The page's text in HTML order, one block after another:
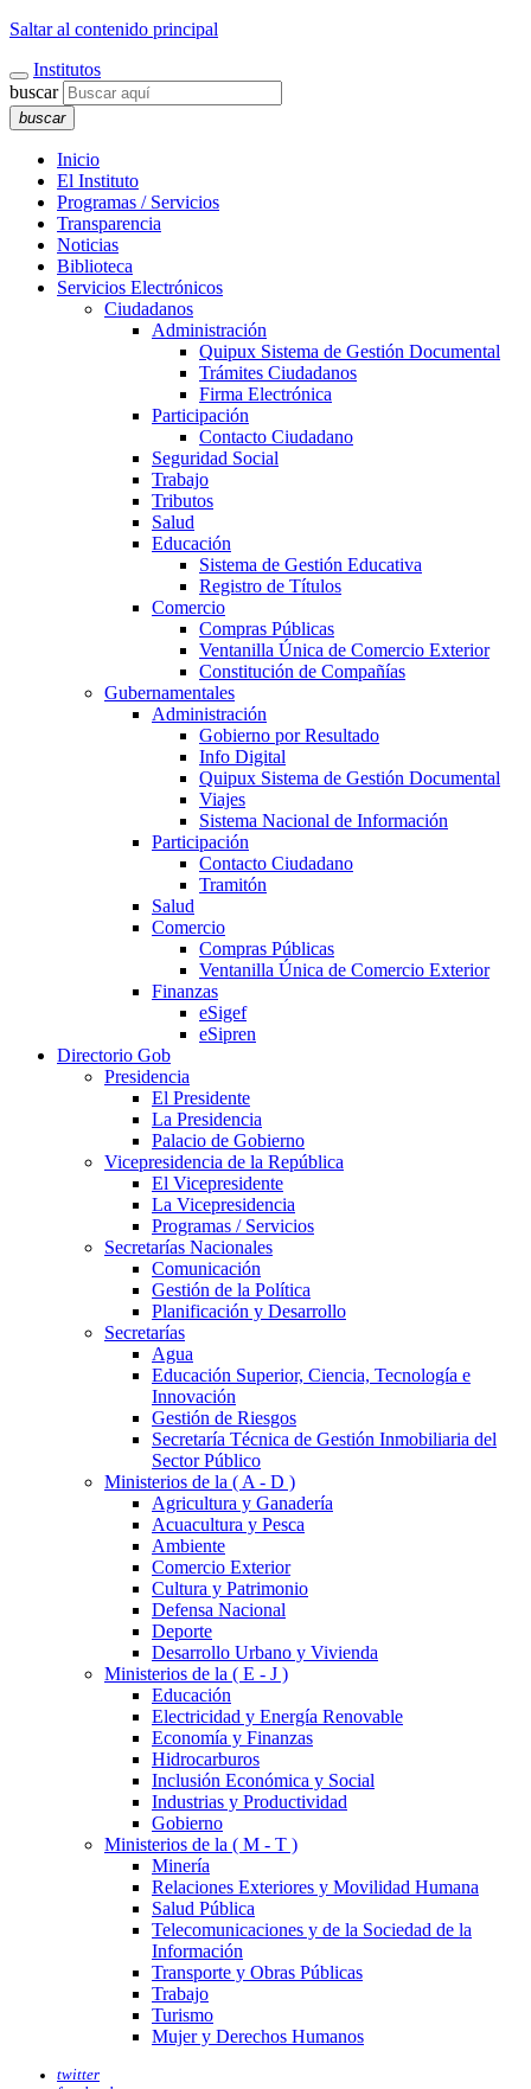
Saltar al contenido principal
Institutos
buscar
buscar
Inicio
El Instituto
Programas / Servicios
Transparencia
Noticias
Biblioteca
Servicios Electrónicos
Ciudadanos
Administración
Quipux Sistema de Gestión Documental
Trámites Ciudadanos
Firma Electrónica
Participación
Contacto Ciudadano
Seguridad Social
Trabajo
Tributos
Salud
Educación
Sistema de Gestión Educativa
Registro de Títulos
Comercio
Compras Públicas
Ventanilla Única de Comercio Exterior
Constitución de Compañías
Gubernamentales
Administración
Gobierno por Resultado
Info Digital
Quipux Sistema de Gestión Documental
Viajes
Sistema Nacional de Información
Participación
Contacto Ciudadano
Tramitón
Salud
Comercio
Compras Públicas
Ventanilla Única de Comercio Exterior
Finanzas
eSigef
eSipren
Directorio Gob
Presidencia
El Presidente
La Presidencia
Palacio de Gobierno
Vicepresidencia de la República
El Vicepresidente
La Vicepresidencia
Programas / Servicios
Secretarías Nacionales
Comunicación
Gestión de la Política
Planificación y Desarrollo
Secretarías
Agua
Educación Superior, Ciencia, Tecnología e
Innovación
Gestión de Riesgos
Secretaría Técnica de Gestión Inmobiliaria del
Sector Público
Ministerios de la ( A - D )
Agricultura y Ganadería
Acuacultura y Pesca
Ambiente
Comercio Exterior
Cultura y Patrimonio
Defensa Nacional
Deporte
Desarrollo Urbano y Vivienda
Ministerios de la ( E - J )
Educación
Electricidad y Energía Renovable
Economía y Finanzas
Hidrocarburos
Inclusión Económica y Social
Industrias y Productividad
Gobierno
Ministerios de la ( M - T )
Minería
Relaciones Exteriores y Movilidad Humana
Salud Pública
Telecomunicaciones y de la Sociedad de la
Información
Transporte y Obras Públicas
Trabajo
Turismo
Mujer y Derechos Humanos
twitter